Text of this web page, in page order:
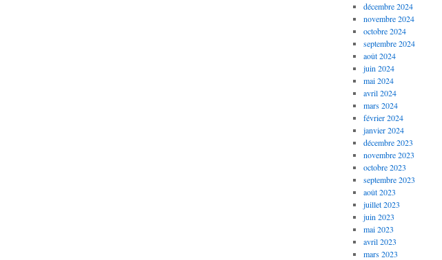
décembre 2024
novembre 2024
octobre 2024
septembre 2024
août 2024
juin 2024
mai 2024
avril 2024
mars 2024
février 2024
janvier 2024
décembre 2023
novembre 2023
octobre 2023
septembre 2023
août 2023
juillet 2023
juin 2023
mai 2023
avril 2023
mars 2023